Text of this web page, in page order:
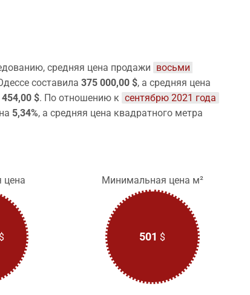
средняя цена продажи восьми
составила 375 000,00 $, а средняя цена
454,00 $. По отношению к сентябрю 2021 года
5,34%, а средняя цена квадратного метра
цена Минимальная цена м²
501 $